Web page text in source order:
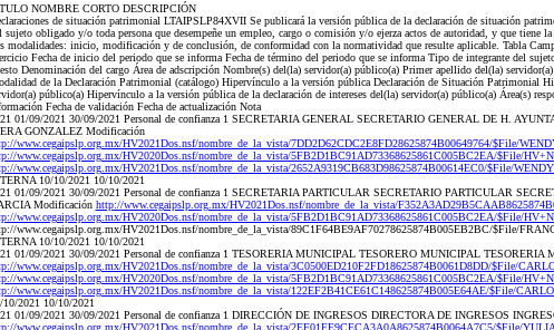
NOMBRE CORTO DESCRIPCIÓN
de situación patrimonial LTAIPSLP84XVII Se publicará la versión pública de la declaración de situación
sujeto obligado y/o toda persona que desempeñe un empleo, cargo o comisión y/o ejerza actos de autoridad, y que tiene
modalidades: inicio, modificación y de conclusión, de conformidad con la normatividad que resulte aplicable. Tabla
Fecha de inicio del periodo que se informa Fecha de término del periodo que se informa Tipo de integrante del
Denominación del cargo Área de adscripción Nombre(s) del(la) servidor(a) público(a) Primer apellido del(la)
de la Declaración Patrimonial (catálogo) Hipervínculo a la versión pública Declaración de Situación Patrimonial
público(a) Hipervínculo a la versión pública de la declaración de intereses del(la) servidor(a) público(a) Área(s)
Fecha de validación Fecha de actualización Nota
01/09/2021 30/09/2021 Personal de confianza 1 SECRETARIA GENERAL SECRETARIO GENERAL DE H.
GONZALEZ Modificación
www.cegaipslp.org.mx/HV2021Dos.nsf/nombre_de_la_vista/7DD2D62CDC2E8FD28625874B00649764/$File/
www.cegaipslp.org.mx/HV2020Dos.nsf/nombre_de_la_vista/5FB2D1BC91AD73368625861C005BC2EA/$File/
www.cegaipslp.org.mx/HV2021Dos.nsf/nombre_de_la_vista/2652A9319CB683D98625874B00614EC0/$File/
10/10/2021 10/10/2021
01/09/2021 30/09/2021 Personal de confianza 1 SECRETARIA PARTICULAR SECRETARIO PARTICULAR
Modificación http://www.cegaipslp.org.mx/HV2021Dos.nsf/nombre_de_la_vista/
www.cegaipslp.org.mx/HV2020Dos.nsf/nombre_de_la_vista/5FB2D1BC91AD73368625861C005BC2EA/$File/
www.cegaipslp.org.mx/HV2021Dos.nsf/nombre_de_la_vista/89C1F64BE9AF70278625874B005EB2BC/$File/
10/10/2021 10/10/2021
01/09/2021 30/09/2021 Personal de confianza 1 TESORERIA MUNICIPAL TESORERO MUNICIPAL
www.cegaipslp.org.mx/HV2021Dos.nsf/nombre_de_la_vista/3C0500ED210F2FD18625874B0061D8DD/$File/
www.cegaipslp.org.mx/HV2020Dos.nsf/nombre_de_la_vista/5FB2D1BC91AD73368625861C005BC2EA/$File/
www.cegaipslp.org.mx/HV2021Dos.nsf/nombre_de_la_vista/122EF2B41CE61C148625874B005E64AE/$File/
10/2021 10/10/2021
01/09/2021 30/09/2021 Personal de confianza 1 DIRECCIÓN DE INGRESOS DIRECTORA DE INGRESOS
www.cegaipslp.org.mx/HV2021Dos.nsf/nombre_de_la_vista/2EF01FE9CECA3A0A8625874B0064A7C5/$File/